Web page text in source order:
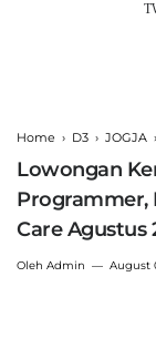
Home › D3 › JOGJA ›
Lowongan
Programmer,
Care Agustus
Oleh Admin August